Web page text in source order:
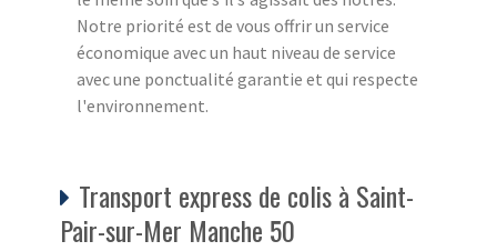
Notre priorité est de vous offrir un service
économique avec un haut niveau de service
avec une ponctualité garantie et qui respecte
l'environnement.
Transport express de colis à Saint-
Pair-sur-Mer Manche 50